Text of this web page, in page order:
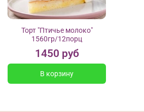
Торт "Птичье молоко"
1560гр/12порц
1450 руб
В корзину